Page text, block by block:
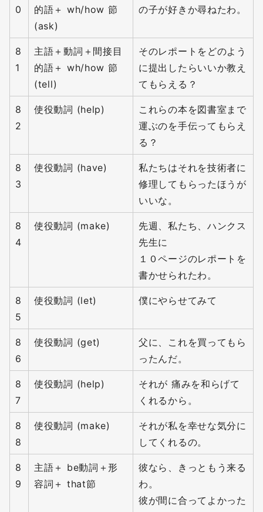
0
的語＋ wh/how 節
(ask)
の子が好きか尋ねたわ。
8
1
主語＋動詞＋間接目
的語＋ wh/how 節
(tell)
そのレポートをどのよう
に提出したらいいか教え
てもらえる？
8
2
使役動詞 (help)
これらの本を図書室まで
運ぶのを手伝ってもらえ
る？
8
3
使役動詞 (have)
私たちはそれを技術者に
修理してもらったほうが
いいな。
8
4
使役動詞 (make)
先週、私たち、ハンクス
先生に
１０ページのレポートを
書かせられたわ。
8
5
使役動詞 (let) 僕にやらせてみて
8
6
使役動詞 (get)
父に、これを買ってもら
ったんだ。
8
7
使役動詞 (help)
それが 痛みを和らげて
くれるから。
8
8
使役動詞 (make)
それが私を幸せな気分に
してくれるの。
8
9
主語＋ be動詞＋形
容詞＋ that節
彼なら、きっともう来る
わ。
彼が間に合ってよかった